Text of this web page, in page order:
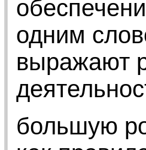
одним
выражают
большую